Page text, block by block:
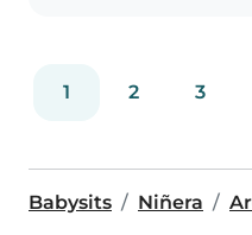
1 2 3
Babysits Niñera